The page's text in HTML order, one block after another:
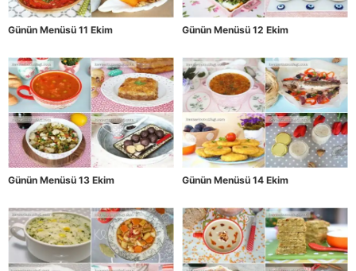
Günün Menüsü 11 Ekim Günün Menüsü 12 Ekim
Günün Menüsü 13 Ekim Günün Menüsü 14 Ekim